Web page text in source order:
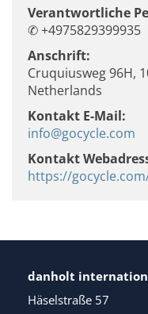
Verantwortliche
✆ +4975829399935
Anschrift:
Cruquiusweg 96H,
Netherlands
Kontakt E-Mail:
info@gocycle.com
Kontakt
https://
danholt
Häselstraße 57